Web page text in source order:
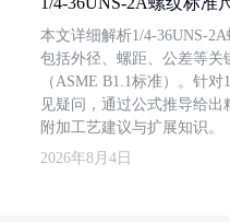
本文详细解析1/4-36UNS-
包括外径、螺距、公差等
（ASME B1.1标准）。针
见疑问，通过公式推导给
附加工艺建议与扩展知识。
2026年8月4日